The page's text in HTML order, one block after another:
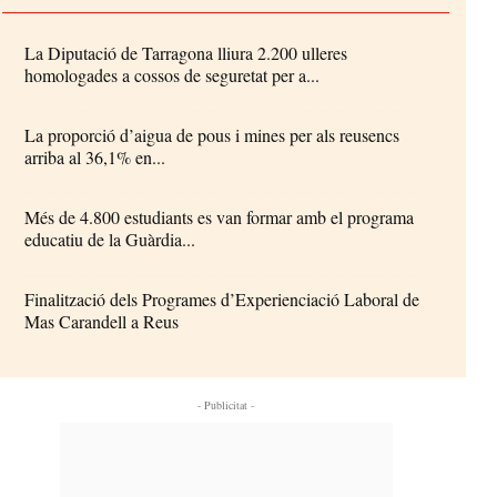
La Diputació de Tarragona lliura 2.200 ulleres
homologades a cossos de seguretat per a...
La proporció d’aigua de pous i mines per als reusencs
arriba al 36,1% en...
Més de 4.800 estudiants es van formar amb el programa
educatiu de la Guàrdia...
Finalització dels Programes d’Experienciació Laboral de
Mas Carandell a Reus
- Publicitat -